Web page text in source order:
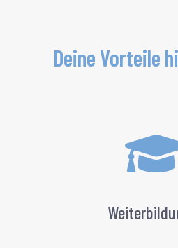
Deine Vorteile